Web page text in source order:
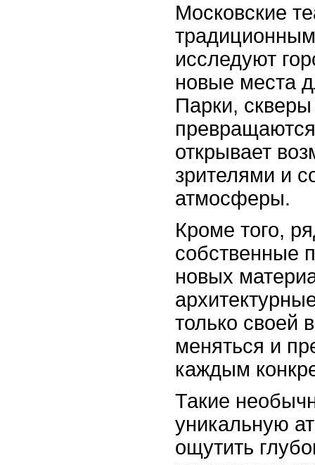
Московские
исследуют
новые места
Парки,
открывает
зрителями и
атмосферы.
Кроме того,
собственные
новых
только своей
меняться и
каждым
Такие
уникальную
ощутить